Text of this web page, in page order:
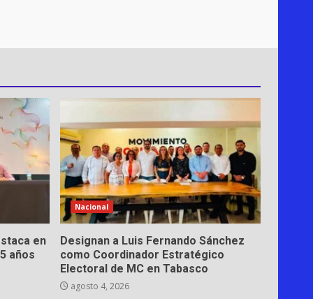
en
años
Nacional
Designan a Luis Fernando Sánchez
como Coordinador Estratégico
Electoral de MC en Tabasco
agosto 4, 2026